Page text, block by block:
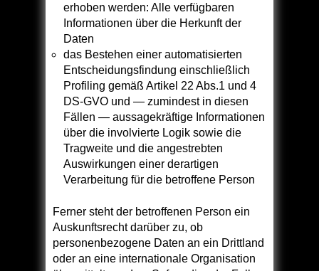
erhoben werden: Alle verfügbaren
Informationen über die Herkunft der
Daten
das Bestehen einer automatisierten
Entscheidungsfindung einschließlich
Profiling gemäß Artikel 22 Abs.1 und 4
DS-GVO und — zumindest in diesen
Fällen — aussagekräftige Informationen
über die involvierte Logik sowie die
Tragweite und die angestrebten
Auswirkungen einer derartigen
Verarbeitung für die betroffene Person
Ferner steht der betroffenen Person ein
Auskunftsrecht darüber zu, ob
personenbezogene Daten an ein Drittland
oder an eine internationale Organisation